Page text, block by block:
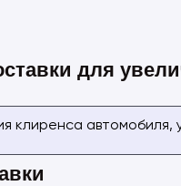
для
клиренса